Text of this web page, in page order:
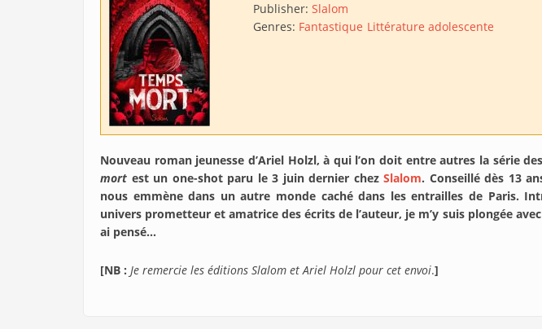
Publisher: Slalom
Genres: Fantastique Littérature adolescente
Nouveau roman jeunesse d’Ariel Holzl, à qui l’on doit entre autres la série des
mort est un one-shot paru le 3 juin dernier chezSlalom. Conseillé dès 13
nous emmène dans un autre monde caché dans les entrailles de Paris.
univers prometteur et amatrice des écrits de l’auteur, je m’y suis plongée
ai pensé…
[NB : Je remercie les éditions Slalom et Ariel Holzl pour cet envoi.]